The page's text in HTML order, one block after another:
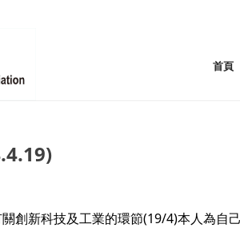
首頁
創新科技及工業的環節(19/4)本人為自